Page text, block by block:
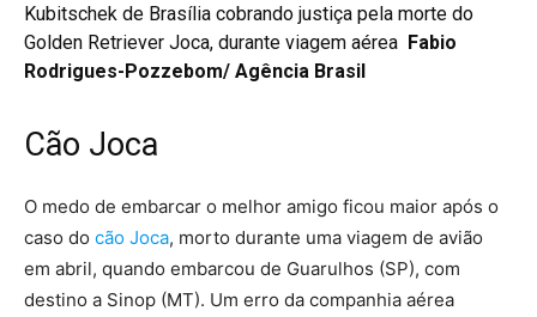
Kubitschek de Brasília cobrando justiça pela morte do
Golden Retriever Joca, durante viagem aérea Fabio
Rodrigues-Pozzebom/ Agência Brasil
Cão Joca
O medo de embarcar o melhor amigo ficou maior após o
caso do cão Joca, morto durante uma viagem de avião
em abril, quando embarcou de Guarulhos (SP), com
destino a Sinop (MT). Um erro da companhia aérea